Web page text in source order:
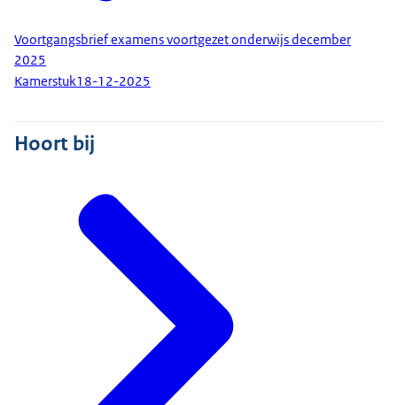
Voortgangsbrief examens voortgezet onderwijs december
2025
Kamerstuk18-12-2025
Hoort bij